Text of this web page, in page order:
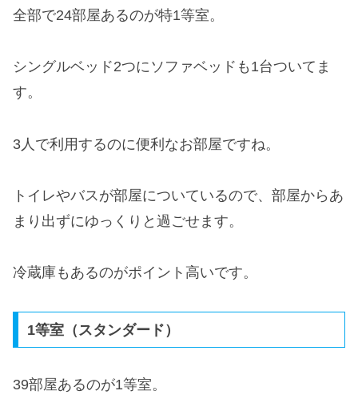
全部で24部屋あるのが特1等室。
シングルベッド2つにソファベッドも1台ついてま
す。
3人で利用するのに便利なお部屋ですね。
トイレやバスが部屋についているので、部屋からあ
まり出ずにゆっくりと過ごせます。
冷蔵庫もあるのがポイント高いです。
1等室（スタンダード）
39部屋あるのが1等室。